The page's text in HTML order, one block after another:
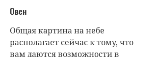
Овен
Общая картина на небе
располагает сейчас к тому, что
вам даются возможности в